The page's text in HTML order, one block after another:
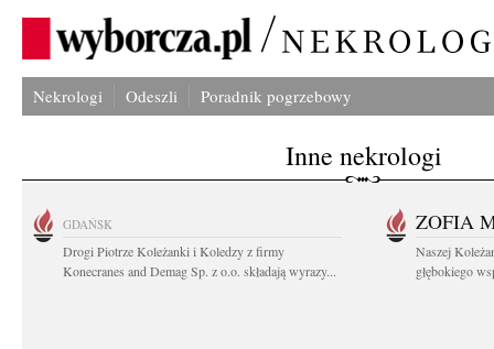
Nekrologi Odeszli Poradnik pogrzebowy
Inne nekrologi
GDAŃSK
Drogi Piotrze Koleżanki i Koledzy z firmy
Konecranes and Demag Sp. z o.o. składają wyrazy...
ZOFIA
Naszej
głębokiego